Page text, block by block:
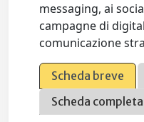
messaging, ai
campagne di
comunicazione
Scheda breve
Scheda